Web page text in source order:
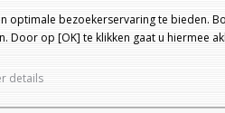
optimale bezoekerservaring te bieden.
Door op [OK] te klikken gaat u hiermee
details